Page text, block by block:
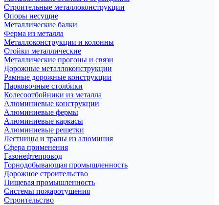
Строительные металлоконструкции
Опоры несущие
Металлические балки
Ферма из металла
Металлоконструкции и колонны
Стойки металлические
Металлические прогоны и связи
Дорожные металлоконструкции
Рамные дорожные конструкции
Парковочные столбики
Колесоотбойники из металла
Алюминиевые конструкции
Алюминиевые фермы
Алюминиевые каркасы
Алюминиевые решетки
Лестницы и трапы из алюминия
Сфера применения
Газонефтепровод
Горнодобывающая промышленность
Дорожное строительство
Пищевая промышленность
Системы пожаротушения
Строительство